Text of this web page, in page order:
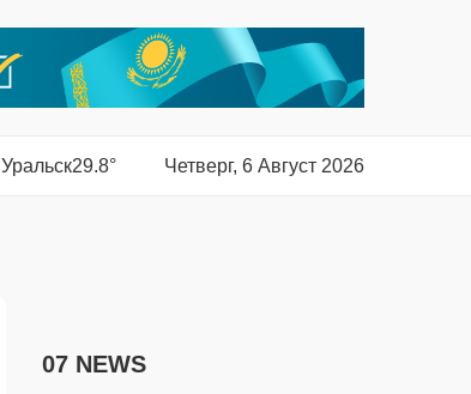
Уральск29.8° Четверг, 6 Август 2026